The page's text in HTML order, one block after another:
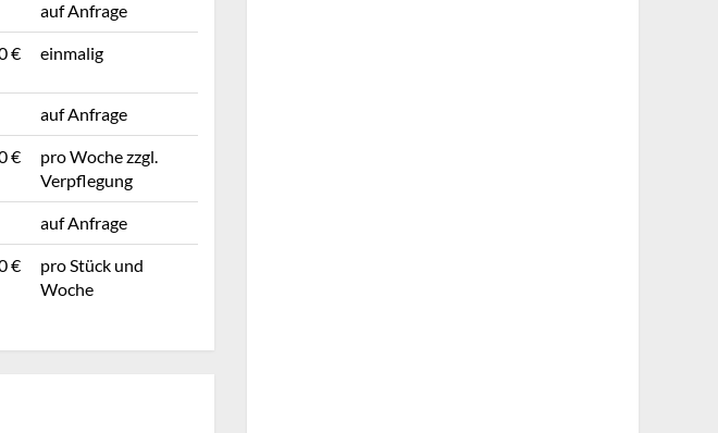
auf Anfrage
€ einmalig
auf Anfrage
€
pro Woche zzgl.
Verpflegung
auf Anfrage
€
pro Stück und
Woche